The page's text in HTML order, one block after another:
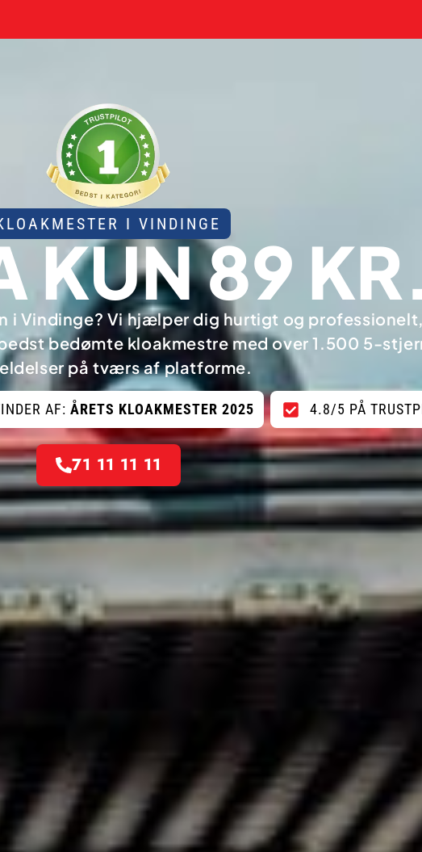
I VINDINGE
KUN 89
i Vindinge? Vi hjælper dig hurtigt og
bedømte kloakmestre med over 1.500 5-
på tværs af platforme.
AF:ÅRETS KLOAKMESTER 2025 4.8/5 PÅ
71 11 11 11